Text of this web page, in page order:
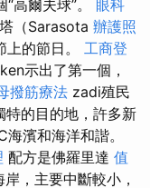
高爾夫球”。 眼科
（Sarasota 辦護照
的節日。 工商登
示出了第一個，
撥筋療法 zadi殖民
特的目的地，許多新
濱和海洋和諧。
配方是佛羅里達 值
，主要中斷較小，